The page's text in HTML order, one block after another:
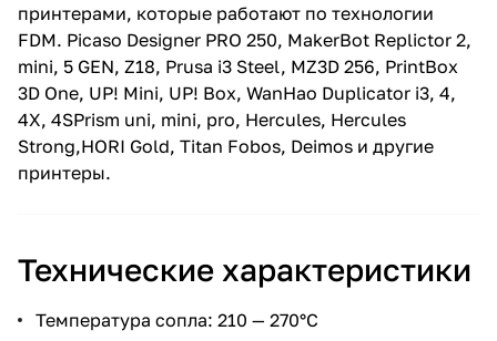
принтерами, которые работают по технологии
FDM. Picaso Designer PRO 250, MakerBot Replictor 2,
mini, 5 GEN, Z18, Prusa i3 Steel, MZ3D 256, PrintBox
3D One, UP! Mini, UP! Box, WanHao Duplicator i3, 4,
4X, 4SPrism uni, mini, pro, Hercules, Hercules
Strong,HORI Gold, Titan Fobos, Deimos и другие
принтеры.
Технические характеристики
Температура сопла: 210 — 270°С